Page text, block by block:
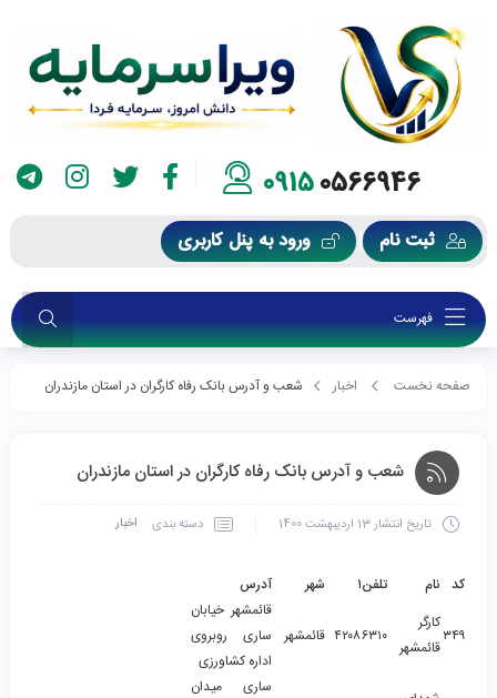
09150566946
ثبت نام ورود به پنل کاربری
فهرست
صفحه نخست اخبار شعب و آدرس بانک رفاه کارگران در استان مازندران
شعب و آدرس بانک رفاه کارگران در استان مازندران
تاریخ انتشار13 اردیبهشت 1400 دسته بندی اخبار
کد نام تلفن۱ شهر آدرس
۳۴۹
کارگر
قائمشهر
۴۲۰۸۶۳۱۰ قائمشهر
قائمشهر خیابان
ساری روبروی
اداره کشاورزی
ساری میدان